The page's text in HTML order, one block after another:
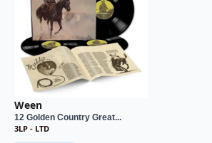
Ween
12 Golden Country Great...
3LP - LTD